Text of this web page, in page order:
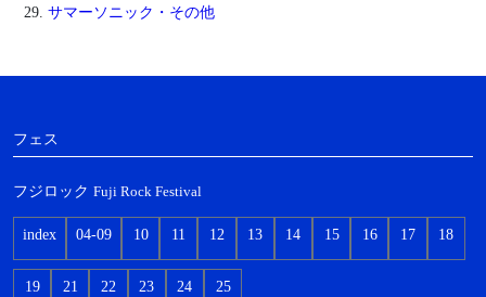
サマーソニック・その他
フェス
フジロック Fuji Rock Festival
index 04-09 10 11 12 13 14 15 16 17 18
19 21 22 23 24 25